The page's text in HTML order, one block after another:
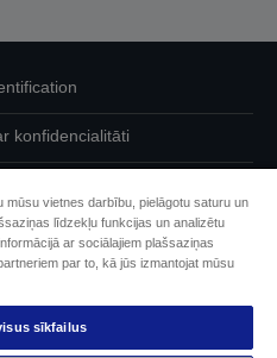
konfidencialitāti
par saviem datiem
nodrošināšanā
mūsu vietnes darbību, pielāgotu saturu un
līdzekļu funkcijas un analizētu
ar sociālajiem plašsaziņas
par to, kā jūs izmantojat mūsu
sīkfailus